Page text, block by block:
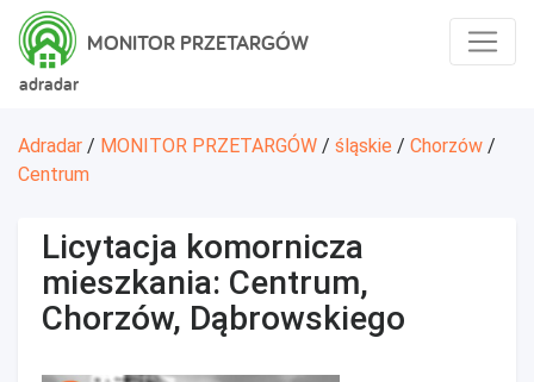
adradar
MONITOR PRZETARGÓW
Adradar / MONITOR PRZETARGÓW / śląskie / Chorzów /
Centrum
Licytacja komornicza
mieszkania: Centrum,
Chorzów, Dąbrowskiego